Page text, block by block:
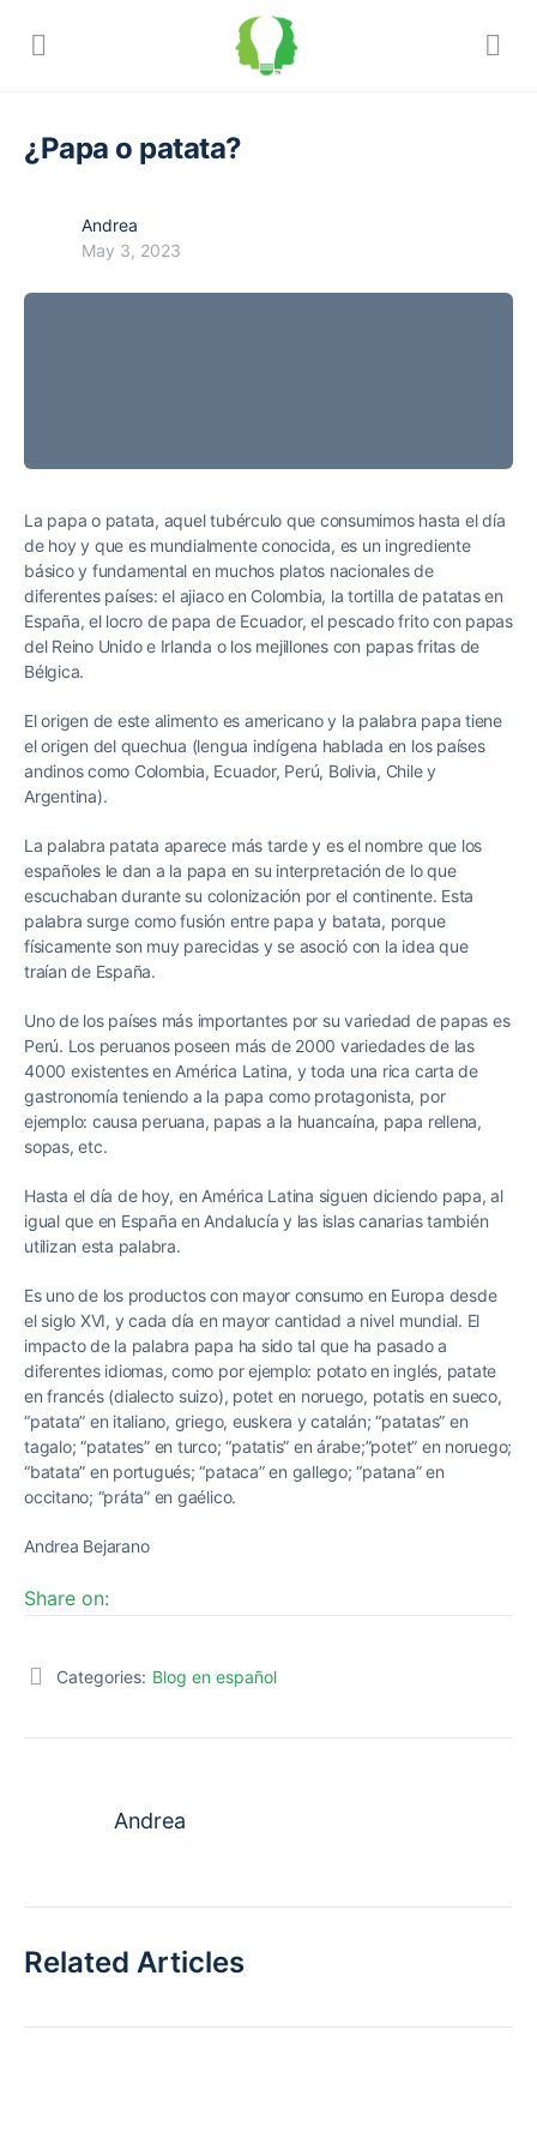
¿Papa o patata?
Andrea
May 3, 2023
La papa o patata, aquel tubérculo que consumimos hasta el día
de hoy y que es mundialmente conocida, es un ingrediente
básico y fundamental en muchos platos nacionales de
diferentes países: el ajiaco en Colombia, la tortilla de patatas en
España, el locro de papa de Ecuador, el pescado frito con papas
del Reino Unido e Irlanda o los mejillones con papas fritas de
Bélgica.
El origen de este alimento es americano y la palabra papa tiene
el origen del quechua (lengua indígena hablada en los países
andinos como Colombia, Ecuador, Perú, Bolivia, Chile y
Argentina).
La palabra patata aparece más tarde y es el nombre que los
españoles le dan a la papa en su interpretación de lo que
escuchaban durante su colonización por el continente. Esta
palabra surge como fusión entre papa y batata, porque
físicamente son muy parecidas y se asoció con la idea que
traían de España.
Uno de los países más importantes por su variedad de papas es
Perú. Los peruanos poseen más de 2000 variedades de las
4000 existentes en América Latina, y toda una rica carta de
gastronomía teniendo a la papa como protagonista, por
ejemplo: causa peruana, papas a la huancaína, papa rellena,
sopas, etc.
Hasta el día de hoy, en América Latina siguen diciendo papa, al
igual que en España en Andalucía y las islas canarias también
utilizan esta palabra.
Es uno de los productos con mayor consumo en Europa desde
el siglo XVI, y cada día en mayor cantidad a nivel mundial. El
impacto de la palabra papa ha sido tal que ha pasado a
diferentes idiomas, como por ejemplo: potato en inglés, patate
en francés (dialecto suizo), potet en noruego, potatis en sueco,
“patata” en italiano, griego, euskera y catalán; “patatas” en
tagalo; “patates” en turco; “patatis” en árabe;”potet” en noruego;
“batata” en portugués; “pataca” en gallego; “patana” en
occitano; “práta” en gaélico.
Andrea Bejarano
Share on:
Categories: Blog en español
Andrea
Related Articles